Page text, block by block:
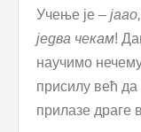
Учење је –
једва чекам!
научимо
присилу већ
прилазе драге